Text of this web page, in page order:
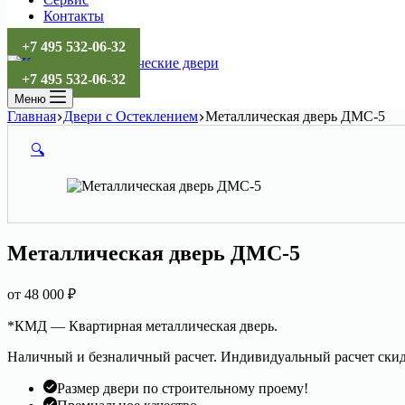
Контакты
+7 495 532-06-32
+7 495 532-06-32
Меню
Главная Двери с Остеклением Металлическая дверь ДМС-5
🔍
Металлическая дверь ДМС-5
от 48 000 ₽
*КМД — Квартирная металлическая дверь.
Наличный и безналичный расчет. Индивидуальный расчет
Размер двери по строительному проему!